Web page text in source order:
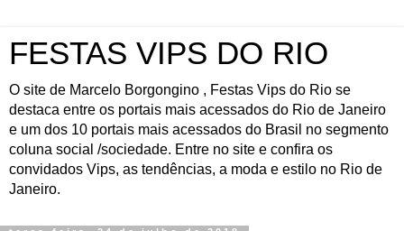
FESTAS VIPS DO RIO
O site de Marcelo Borgongino , Festas Vips do Rio se
destaca entre os portais mais acessados do Rio de Janeiro
e um dos 10 portais mais acessados do Brasil no segmento
coluna social /sociedade. Entre no site e confira os
convidados Vips, as tendências, a moda e estilo no Rio de
Janeiro.